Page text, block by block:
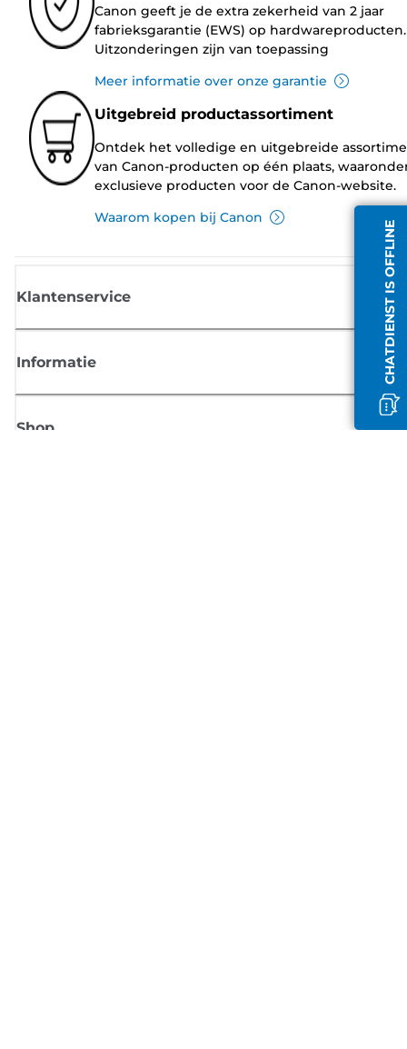
CHATDIENST IS OFFLINE
Canon geeft je de extra zekerheid van 2 jaar
fabrieksgarantie (EWS) op hardwareproducten.
Uitzonderingen zijn van toepassing
Meer informatie over onze garantie
Uitgebreid productassortiment
Ontdek het volledige en uitgebreide
van Canon-producten op één plaats,
exclusieve producten voor de Canon-website.
Waarom kopen bij Canon
Klantenservice
Informatie
Shop